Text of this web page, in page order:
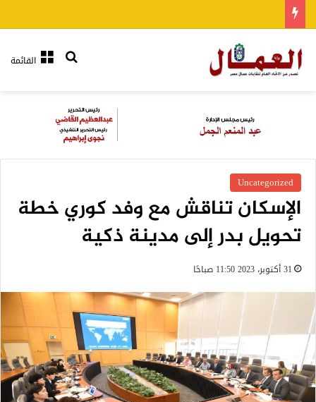
القائمةبحث عن
Uncategorized
الإسكان تناقش مع وفد كوري خطة
تحويل بدر إلى مدينة ذكية
31 أكتوبر، 2023 11:50 صباحًا